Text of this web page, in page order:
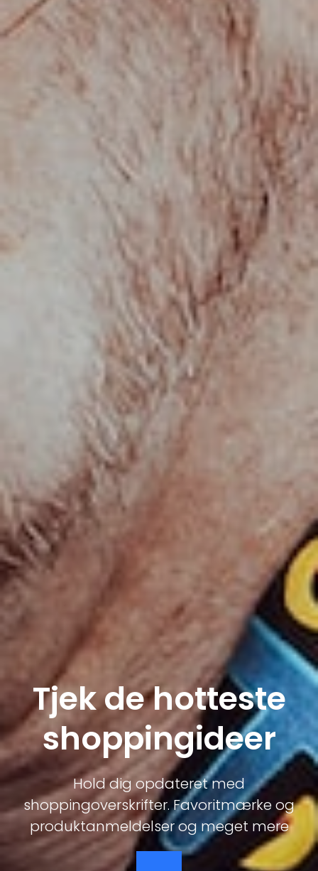
Tjek de hotteste
shoppingideer
Hold dig opdateret med
shoppingoverskrifter. Favoritmærke og
produktanmeldelser og meget mere